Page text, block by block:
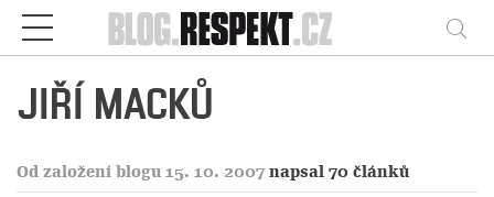
Respekt
JIŘÍ MACKŮ
Od založení blogu 15. 10. 2007 napsal 70 článků